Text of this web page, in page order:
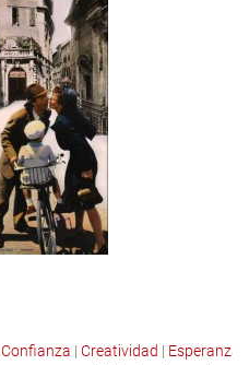
Confianza | Creatividad | Esperanza